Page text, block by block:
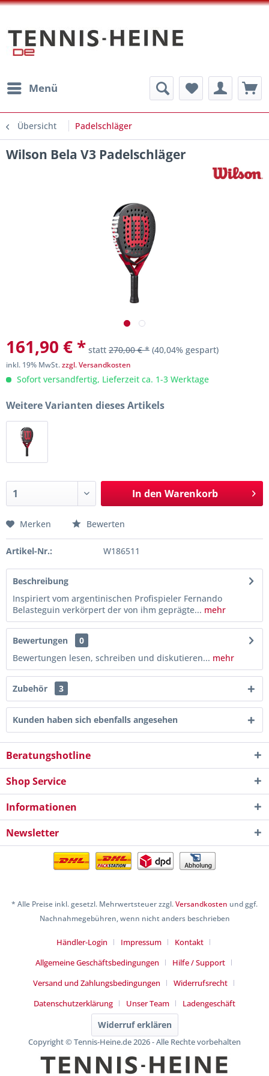
Menü
Übersicht Padelschläger
Wilson Bela V3 Padelschläger
161,90 € * statt 270,00 € * (40,04% gespart)
inkl. 19% MwSt.zzgl. Versandkosten
Sofort versandfertig, Lieferzeit ca. 1-3 Werktage
Weitere Varianten dieses Artikels
In den Warenkorb
Merken Bewerten
Artikel-Nr.: W186511
Beschreibung
Inspiriert vom argentinischen Profispieler Fernando
Belasteguin verkörpert der von ihm geprägte... mehr
Bewertungen
0
Bewertungen lesen, schreiben und diskutieren... mehr
Zubehör 3
Kunden haben sich ebenfalls angesehen
Beratungshotline
Shop Service
Informationen
Newsletter
* Alle Preise inkl. gesetzl. Mehrwertsteuer zzgl.Versandkosten und ggf.
Nachnahmegebühren, wenn nicht anders beschrieben
Händler-Login Impressum
Kontakt
Allgemeine Geschäftsbedingungen
Hilfe / Support
Versand und Zahlungsbedingungen
Widerrufsrecht
Datenschutzerklärung
Unser Team Ladengeschäft
Widerruf erklären
Copyright © Tennis-Heine.de 2026 - Alle Rechte vorbehalten